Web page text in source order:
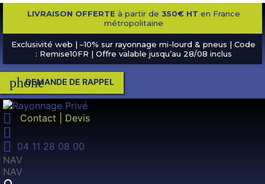
LIVRAISON OFFERTE à partir de 350€ HT en France
métropolitaine
Exclusivité web | –10% sur rayonnage mi-lourd & pneus | Code
: Remise10FR | Offre valable jusqu’au 28/08 inclus
phone
DEMANDE DE RAPPEL
 Contact | Devis


04 11 28 08 00
NAV
NAV